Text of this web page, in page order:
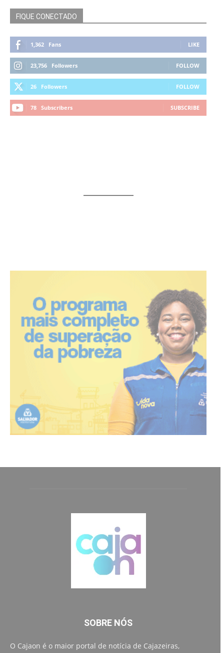
FIQUE CONECTADO
1,362 Fans LIKE
23,756 Followers FOLLOW
26 Followers FOLLOW
78 Subscribers SUBSCRIBE
SOBRE NÓS
O Cajaon é o maior portal de notícia de Cajazeiras,